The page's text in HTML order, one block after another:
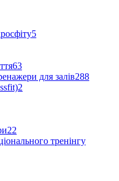
5
63
для залів288
2
22
тренінгу